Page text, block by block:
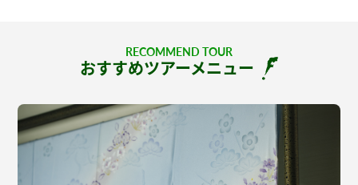
RECOMMEND TOUR
おすすめツアーメニュー